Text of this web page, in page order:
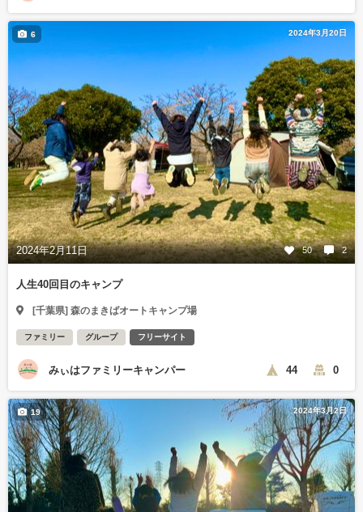
2024年3月20日
2024年2月11日 50 2
6
人生40回目のキャンプ
[千葉県] 森のまきばオートキャンプ場
ファミリー グループ フリーサイト
みぃはファミリーキャンパー 44 0
2024年3月2日
19